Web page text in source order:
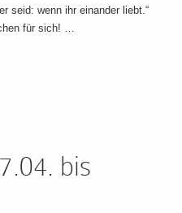
seid: wenn ihr einander liebt.“
für sich! …
bis